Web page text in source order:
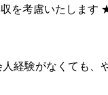
を考慮いたします
経験がなくても、